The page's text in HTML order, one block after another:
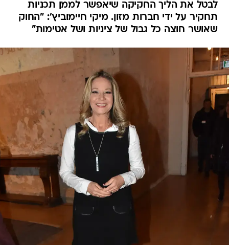
לבטל את הליך החקיקה שיאפשר לממן תכניות
תחקיר על ידי חברות מזון. מיקי חיימוביץ': "החוק
שאושר חוצה כל גבול של ציניות ושל אטימות"